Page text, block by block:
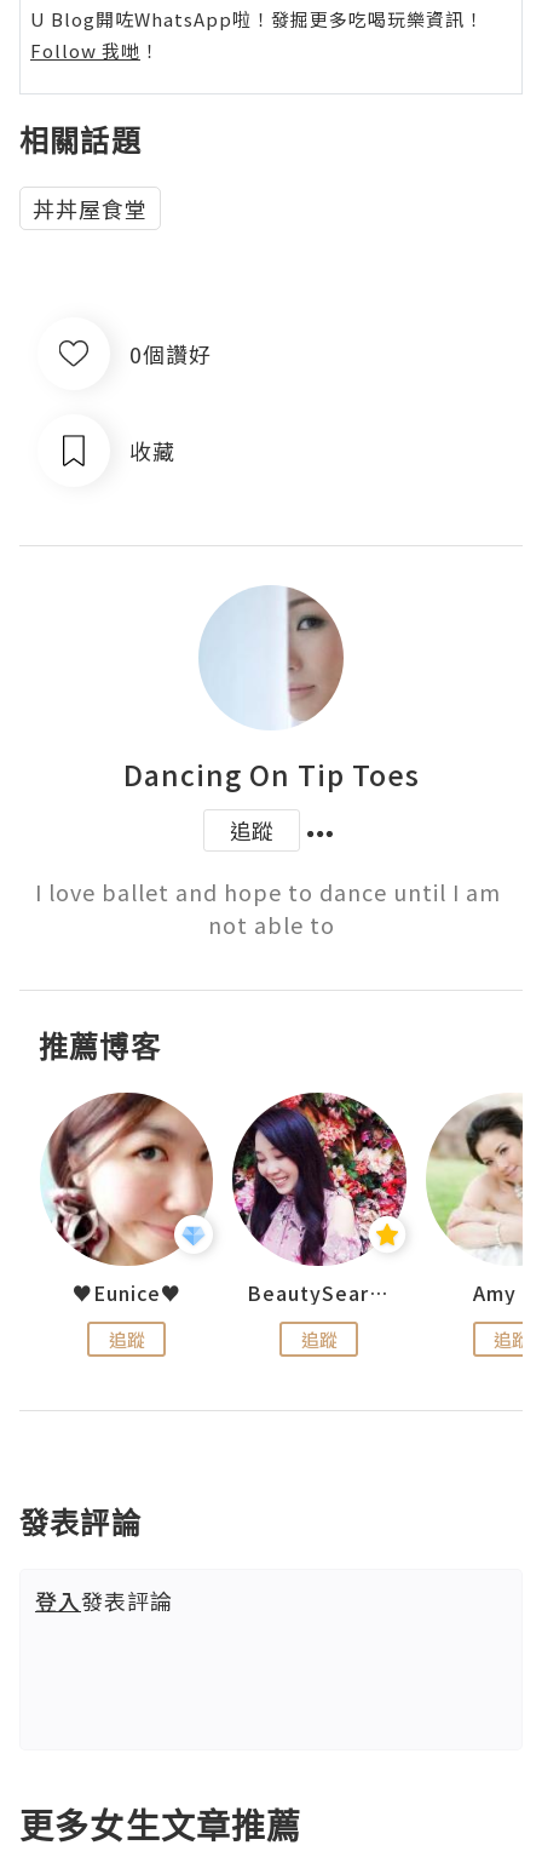
U Blog開咗WhatsApp啦！發掘更多吃喝玩樂資訊！
Follow 我哋 ！
相關話題
丼丼屋食堂
0個讚好
收藏
Dancing On Tip Toes
追蹤
I love ballet and hope to dance until I am
not able to
推薦博客
♥Eunice♥
追蹤
BeautySearch
追蹤
Amy
追蹤
發表評論
登入發表評論
更多女生文章推薦